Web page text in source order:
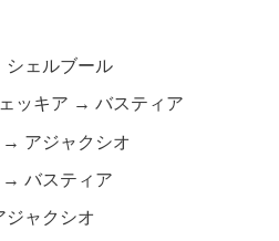
シェルブール
ッキア → バスティア
→ アジャクシオ
→ バスティア
ジャクシオ